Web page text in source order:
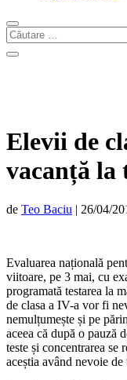
Elevii de
vacanță la
de Teo Baciu | 26/04/
Evaluarea națională
viitoare, pe 3 mai, cu
programată testarea la
de clasa a IV-a vor fi
nemulțumește și pe
aceea că după o pauză
teste și concentrarea se
aceștia având nevoie